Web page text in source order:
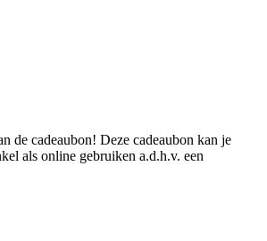
de cadeaubon! Deze cadeaubon kan je
als online gebruiken a.d.h.v. een